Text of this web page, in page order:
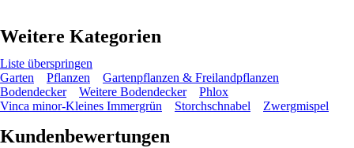
Weitere Kategorien
Liste überspringen
Garten
Pflanzen
Gartenpflanzen & Freilandpflanzen
Bodendecker
Weitere Bodendecker
Phlox
Vinca minor-Kleines Immergrün
Storchschnabel Zwergmispel
Kundenbewertungen